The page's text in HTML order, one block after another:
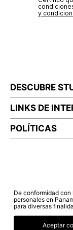
electrónico con
estado de tu
y
DESCUBRE
LINKS DE
POLÍTICAS
De conformidad
personales en
para diversas
Aceptar